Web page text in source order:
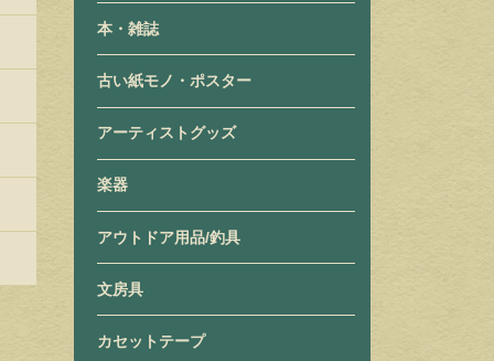
本・雑誌
古い紙モノ・ポスター
アーティストグッズ
楽器
アウトドア用品/釣具
文房具
カセットテープ